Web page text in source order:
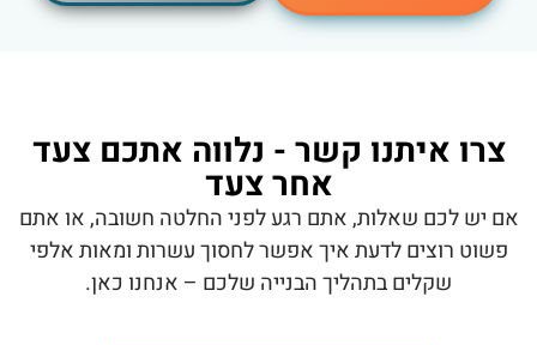
צרו איתנו קשר - נלווה אתכם צעד
אחר צעד
אם יש לכם שאלות, אתם רגע לפני החלטה חשובה, או אתם
פשוט רוצים לדעת איך אפשר לחסוך עשרות ומאות אלפי
שקלים בתהליך הבנייה שלכם – אנחנו כאן.